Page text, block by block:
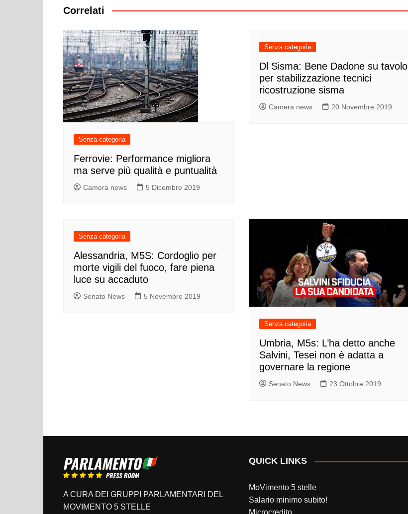
Correlati
Senza categoria
Ferrovie: Performance migliora
ma serve più qualità e puntualità
Camera news 5 Dicembre 2019
Senza categoria
Dl Sisma: Bene Dadone su tavolo
per stabilizzazione tecnici
ricostruzione sisma
Camera news 20 Novembre 2019
Senza categoria
Alessandria, M5S: Cordoglio per
morte vigili del fuoco, fare piena
luce su accaduto
Senato News 5 Novembre 2019
Senza categoria
Umbria, M5s: L’ha detto anche
Salvini, Tesei non è adatta a
governare la regione
Senato News 23 Ottobre 2019
A CURA DEI GRUPPI PARLAMENTARI DEL
MOVIMENTO 5 STELLE
QUICK LINKS
MoVimento 5 stelle
Salario minimo subito!